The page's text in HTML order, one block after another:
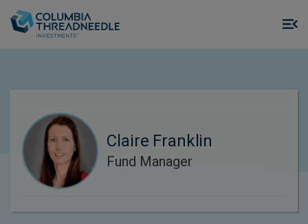
Claire Franklin
Fund Manager